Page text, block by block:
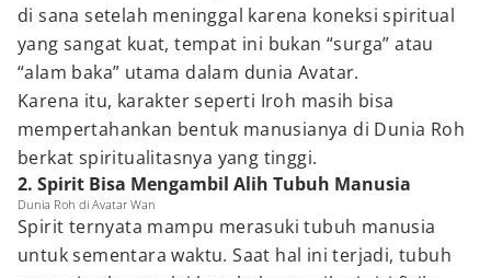
di sana setelah meninggal karena koneksi spiritual
yang sangat kuat, tempat ini bukan “surga” atau
“alam baka” utama dalam dunia Avatar.
Karena itu, karakter seperti Iroh masih bisa
mempertahankan bentuk manusianya di Dunia Roh
berkat spiritualitasnya yang tinggi.
2. Spirit Bisa Mengambil Alih Tubuh Manusia
Dunia Roh di Avatar Wan
Spirit ternyata mampu merasuki tubuh manusia
untuk sementara waktu. Saat hal ini terjadi, tubuh